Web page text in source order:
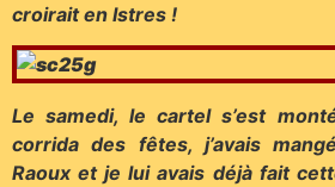
croirait en Istres !
Le samedi, le cartel s’est
corrida des fêtes, j’avais
Raoux et je lui avais déjà fait